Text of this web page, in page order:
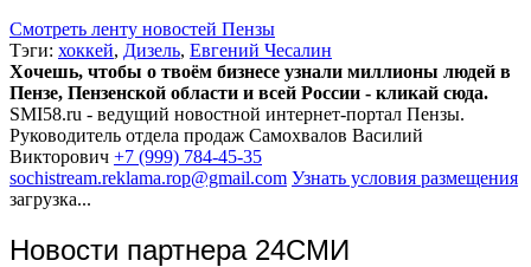
Смотреть ленту новостей Пензы
Тэги: хоккей, Дизель, Евгений Чесалин
Хочешь, чтобы о твоём бизнесе узнали миллионы людей в
Пензе, Пензенской области и всей России - кликай сюда.
SMI58.ru - ведущий новостной интернет-портал Пензы.
Руководитель отдела продаж Самохвалов Василий
Викторович +7 (999) 784-45-35
sochistream.reklama.rop@gmail.com Узнать условия размещения
загрузка...
Новости партнера 24СМИ